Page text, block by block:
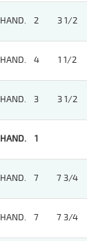
HAND. 2 3 1/2
HAND. 4 1 1/2
HAND. 3 3 1/2
HAND. 1
HAND. 7 7 3/4
HAND. 7 7 3/4